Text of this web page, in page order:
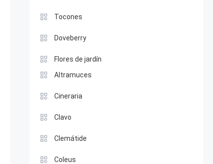
Tocones
Doveberry
Flores de jardín
Altramuces
Cineraria
Clavo
Clemátide
Coleus